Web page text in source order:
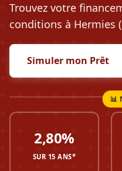
Trouvez votre
conditions à Hermies
Simuler mon Prêt
2,80%
SUR 15 ANS*